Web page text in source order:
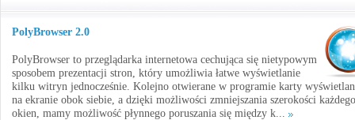
PolyBrowser 2.0
PolyBrowser to przeglądarka internetowa cechująca się nietypowym
sposobem prezentacji stron, który umożliwia łatwe wyświetlanie
kilku witryn jednocześnie. Kolejno otwierane w programie karty
na ekranie obok siebie, a dzięki możliwości zmniejszania szerokości
okien, mamy możliwość płynnego poruszania się między k...